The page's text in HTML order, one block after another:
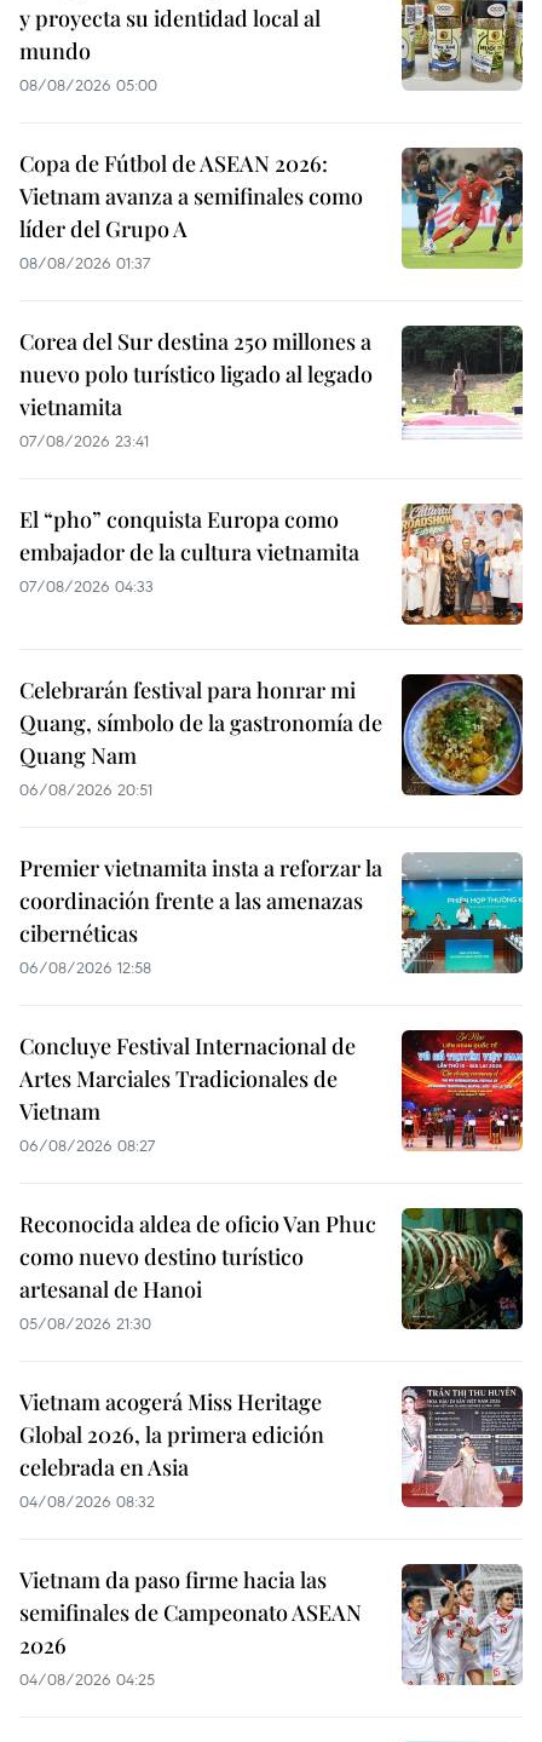
y proyecta su identidad local al
mundo
08/08/2026 05:00
Copa de Fútbol de ASEAN 2026:
Vietnam avanza a semifinales como
líder del Grupo A
08/08/2026 01:37
Corea del Sur destina 250 millones a
nuevo polo turístico ligado al legado
vietnamita
07/08/2026 23:41
El “pho” conquista Europa como
embajador de la cultura vietnamita
07/08/2026 04:33
Celebrarán festival para honrar mi
Quang, símbolo de la gastronomía de
Quang Nam
06/08/2026 20:51
Premier vietnamita insta a reforzar la
coordinación frente a las amenazas
cibernéticas
06/08/2026 12:58
Concluye Festival Internacional de
Artes Marciales Tradicionales de
Vietnam
06/08/2026 08:27
Reconocida aldea de oficio Van Phuc
como nuevo destino turístico
artesanal de Hanoi
05/08/2026 21:30
Vietnam acogerá Miss Heritage
Global 2026, la primera edición
celebrada en Asia
04/08/2026 08:32
Vietnam da paso firme hacia las
semifinales de Campeonato ASEAN
2026
04/08/2026 04:25